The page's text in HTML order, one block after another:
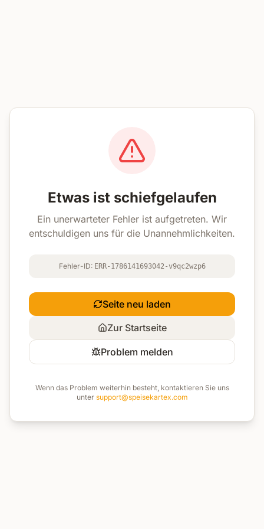
Etwas ist schiefgelaufen
Ein unerwarteter Fehler ist aufgetreten. Wir
entschuldigen uns für die Unannehmlichkeiten.
Fehler-ID: ERR-1786141693042-v9qc2wzp6
Seite neu laden
Zur Startseite
Problem melden
Wenn das Problem weiterhin besteht, kontaktieren Sie uns
unter support@speisekartex.com